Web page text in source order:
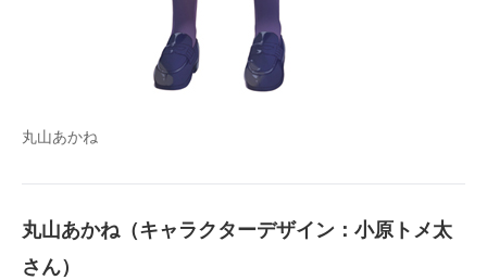
丸山あかね
丸山あかね（キャラクターデザイン：小原トメ太
さん）